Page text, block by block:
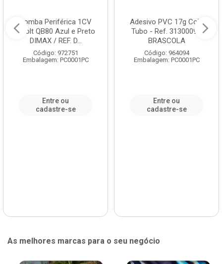
Bomba Periférica 1CV
Bivolt QB80 Azul e Preto
DIMAX / REF. D...
Código: 972751
Embalagem: PC0001PC
Entre ou
cadastre-se
Adesivo PVC 17g Cola
Tubo - Ref. 3130009 -
BRASCOLA
Código: 964094
Embalagem: PC0001PC
Entre ou
cadastre-se
As melhores marcas para o seu negócio